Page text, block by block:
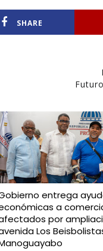
SHARE
entrega
a
por
Los